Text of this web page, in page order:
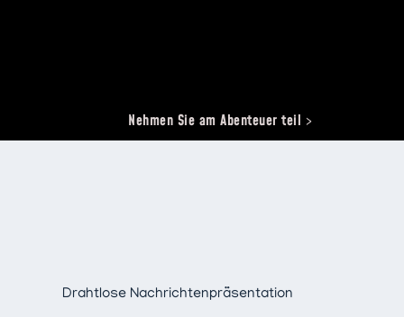
Nehmen Sie am Abenteuer teil >
Drahtlose Nachrichtenpräsentation